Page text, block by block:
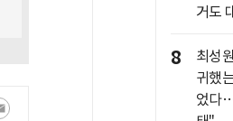
거도
8
최성
귀했
었다